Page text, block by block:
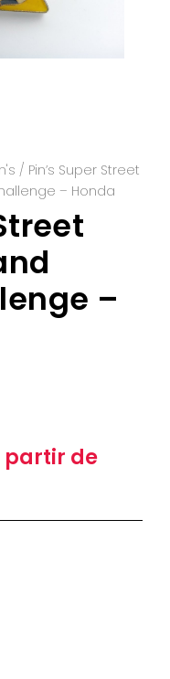
/ Pin’s Super Street
– Honda
–
partir de